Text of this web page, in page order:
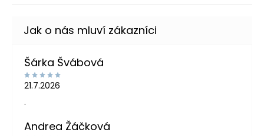
Šárka Švábová
21.7.2026
.
Andrea Žáčková